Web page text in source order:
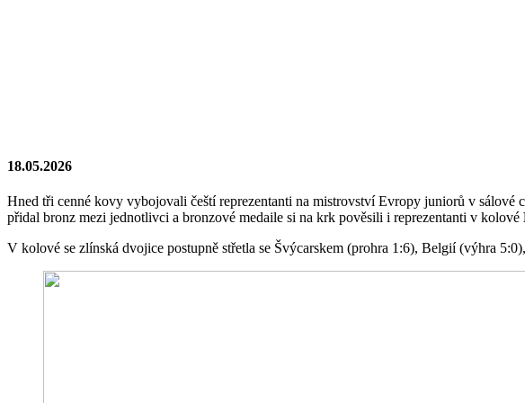
18.05.2026
Hned tři cenné kovy vybojovali čeští reprezentanti na mistrovství Evropy juniorů v sálové
přidal bronz mezi jednotlivci a bronzové medaile si na krk pověsili i reprezentanti v kolové
V kolové se zlínská dvojice postupně střetla se Švýcarskem (prohra 1:6), Belgií (výhra